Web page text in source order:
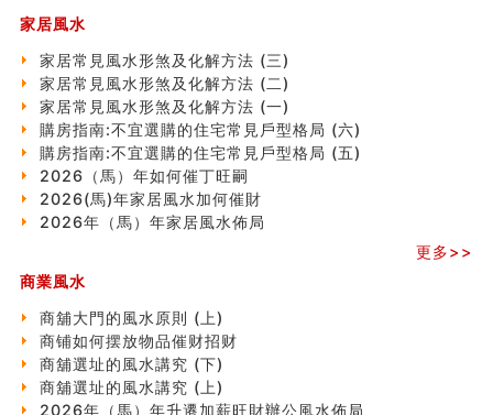
玄空本义(八)
六爻算卦：测腹中胎儿是男是女
中國改革開放總設計師鄧小平命造 (名人八字淺析八）
测字（实例解释）
精选1000个五行属火的字
玄空本义(七)
刘燮鈞讲人相 手纹与命运(二)
商铺如何摆放物品催财招财
极其旺夫的女人面相
居家風水懶人包！房子煞氣怎麼看？風水禁忌有哪些？有
這樣風水的房子別�
南半球的八字如何推排
玄空本义(六)
额相与命运
风水先生林琅仙的传说
从痣看相
家居風水
家居常見風水形煞及化解方法 (三)
家居常見風水形煞及化解方法 (二)
家居常見風水形煞及化解方法 (一)
購房指南:不宜選購的住宅常見戶型格局 (六)
購房指南:不宜選購的住宅常見戶型格局 (五)
2026（馬）年如何催丁旺嗣
2026(馬)年家居風水加何催財
2026年（馬）年家居風水佈局
更多>>
商業風水
商舖大門的風水原則 (上)
商铺如何摆放物品催财招财
商舖選址的風水講究 (下)
商舖選址的風水講究 (上)
2026年（馬）年升遷加薪旺財辦公風水佈局